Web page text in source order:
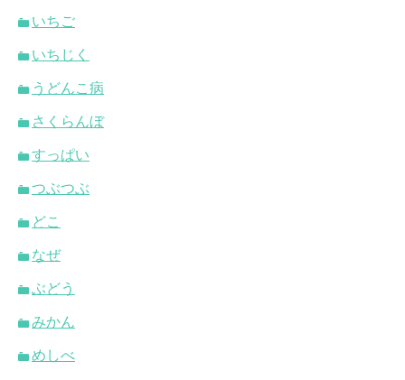
いちご
いちじく
うどんこ病
さくらんぼ
すっぱい
つぶつぶ
どこ
なぜ
ぶどう
みかん
めしべ